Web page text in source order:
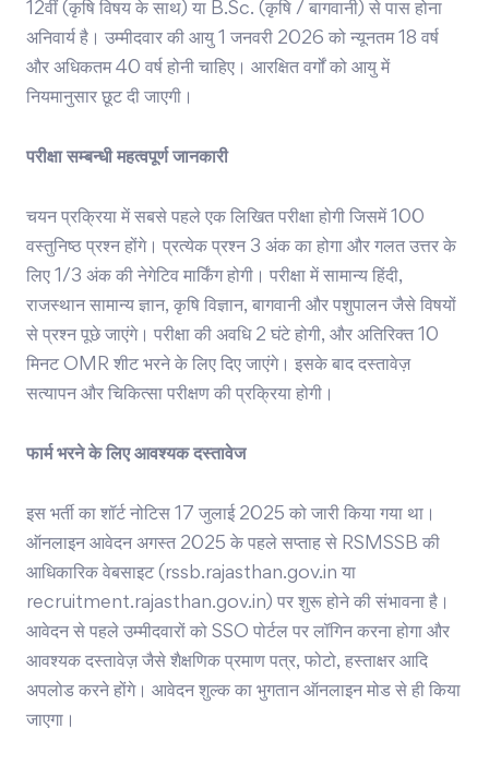
12वीं (कृषि विषय के साथ) या B.Sc. (कृषि / बागवानी) से पास होना
अनिवार्य है। उम्मीदवार की आयु 1 जनवरी 2026 को न्यूनतम 18 वर्ष
और अधिकतम 40 वर्ष होनी चाहिए। आरक्षित वर्गों को आयु में
नियमानुसार छूट दी जाएगी।
परीक्षा सम्बन्धी महत्वपूर्ण जानकारी
चयन प्रक्रिया में सबसे पहले एक लिखित परीक्षा होगी जिसमें 100
वस्तुनिष्ठ प्रश्न होंगे। प्रत्येक प्रश्न 3 अंक का होगा और गलत उत्तर के
लिए 1/3 अंक की नेगेटिव मार्किंग होगी। परीक्षा में सामान्य हिंदी,
राजस्थान सामान्य ज्ञान, कृषि विज्ञान, बागवानी और पशुपालन जैसे विषयों
से प्रश्न पूछे जाएंगे। परीक्षा की अवधि 2 घंटे होगी, और अतिरिक्त 10
मिनट OMR शीट भरने के लिए दिए जाएंगे। इसके बाद दस्तावेज़
सत्यापन और चिकित्सा परीक्षण की प्रक्रिया होगी।
फार्म भरने के लिए आवश्यक दस्तावेज
इस भर्ती का शॉर्ट नोटिस 17 जुलाई 2025 को जारी किया गया था।
ऑनलाइन आवेदन अगस्त 2025 के पहले सप्ताह से RSMSSB की
आधिकारिक वेबसाइट (rssb.rajasthan.gov.in या
recruitment.rajasthan.gov.in) पर शुरू होने की संभावना है।
आवेदन से पहले उम्मीदवारों को SSO पोर्टल पर लॉगिन करना होगा और
आवश्यक दस्तावेज़ जैसे शैक्षणिक प्रमाण पत्र, फोटो, हस्ताक्षर आदि
अपलोड करने होंगे। आवेदन शुल्क का भुगतान ऑनलाइन मोड से ही किया
जाएगा।